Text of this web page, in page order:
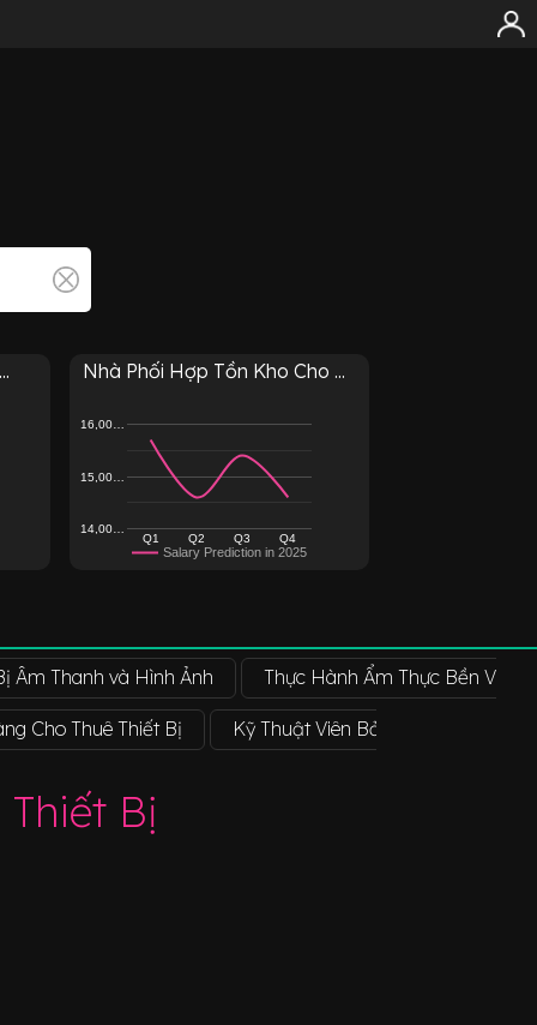
Nhà Phối Hợp Tồn Kho Cho ...
Salary Prediction in 2025
Q1 Q2 Q3 Q4
14,00…
15,00…
16,00…
Âm Thanh và Hình Ảnh Thực Hành Ẩm Thực Bền Vững
Cho Thuê Thiết Bị Kỹ Thuật Viên Bảo Trì Thiết Bị
Bị